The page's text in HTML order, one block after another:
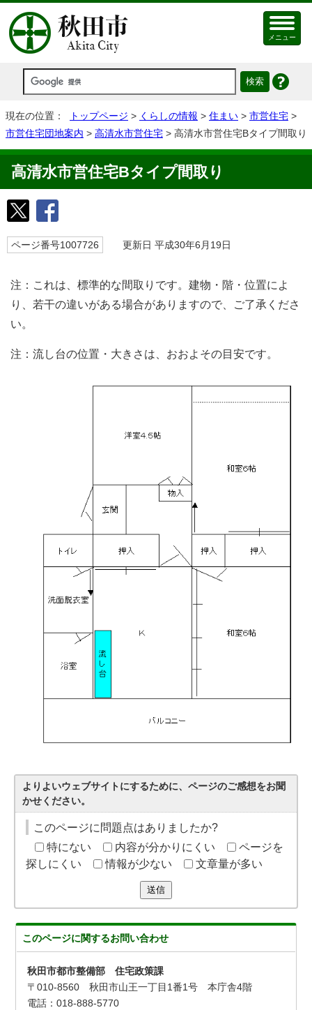
メニュー
現在の位置： トップページ > くらしの情報 > 住まい > 市営住宅 >
市営住宅団地案内 > 高清水市営住宅 > 高清水市営住宅Bタイプ間取り
高清水市営住宅Bタイプ間取り
ページ番号1007726 更新日 平成30年6月19日
注：これは、標準的な間取りです。建物・階・位置によ
り、若干の違いがある場合がありますので、ご了承くださ
い。
注：流し台の位置・大きさは、おおよその目安です。
よりよいウェブサイトにするために、ページのご感想をお聞
かせください。
このページに問題点はありましたか?
特にない
内容が分かりにくい
ページを
探しにくい
情報が少ない 文章量が多い
送信
このページに関するお問い合わせ
秋田市都市整備部 住宅政策課
〒010-8560 秋田市山王一丁目1番1号 本庁舎4階
電話：018-888-5770